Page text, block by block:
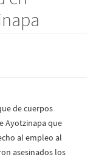
de cuerpos
Ayotzinapa que
al empleo al
asesinados los